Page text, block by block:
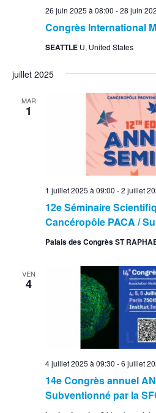
Congrès International
26 juin 2025 à 08:00 -28 juin
SEATTLE U, United States
juillet 2025
MAR
1
12e Séminaire
Cancéropôle PACA /
1 juillet 2025 à 09:00 -2 juillet
Palais des Congrès ST
VEN
4
14e Congrès annuel
Subventionné par la
4 juillet 2025 à 09:30 -6 juillet